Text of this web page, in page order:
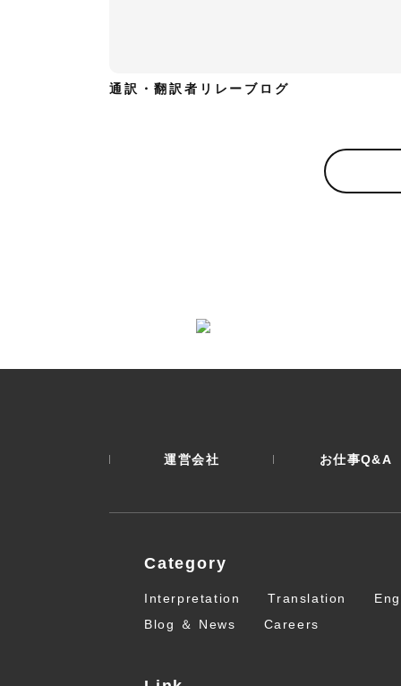
通訳・翻訳者リレーブログ
運営会社 お仕事Q&A
Category
Interpretation Translation
Blog ＆ News
Careers